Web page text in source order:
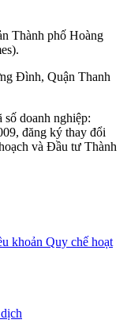
Thành phố Hoàng
Đình, Quận Thanh
doanh nghiệp:
đăng ký thay đổi
và Đầu tư Thành
khoản Quy chế hoạt